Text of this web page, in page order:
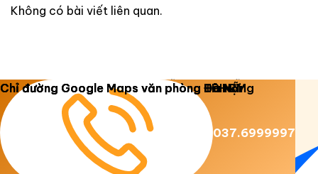
Không có bài viết liên quan.
Copyright 2026 © Luật Dương Gia